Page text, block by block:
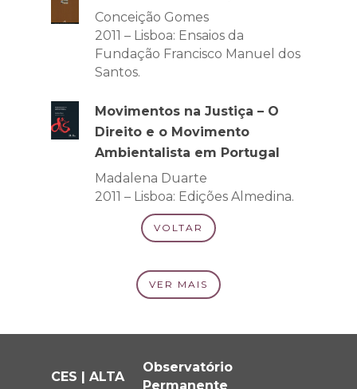
Conceição Gomes
2011 – Lisboa: Ensaios da
Fundação Francisco Manuel dos
Santos.
Movimentos na Justiça – O
Direito e o Movimento
Ambientalista em Portugal
Madalena Duarte
2011 – Lisboa: Edições Almedina.
VOLTAR
VER MAIS
CES | ALTA
Observatório
Permanente